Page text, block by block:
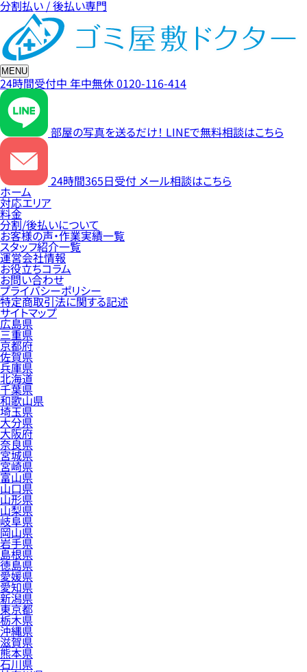
分割払い / 後払い専門
MENU
24時間受付中 年中無休0120-116-414
部屋の写真を送るだけ！ LINEで無料相談はこちら
24時間365日受付 メール相談はこちら
ホーム
対応エリア
料金
分割/後払いについて
お客様の声・作業実績一覧
スタッフ紹介一覧
運営会社情報
お役立ちコラム
お問い合わせ
プライバシーポリシー
特定商取引法に関する記述
サイトマップ
広島県
三重県
京都府
佐賀県
兵庫県
北海道
千葉県
和歌山県
埼玉県
大分県
大阪府
奈良県
宮城県
宮崎県
富山県
山口県
山形県
山梨県
岐阜県
岡山県
岩手県
島根県
徳島県
愛媛県
愛知県
新潟県
東京都
栃木県
沖縄県
滋賀県
熊本県
石川県